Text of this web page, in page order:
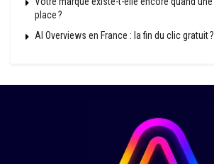
place ?
AI Overviews en France : la fin du clic gratuit ?